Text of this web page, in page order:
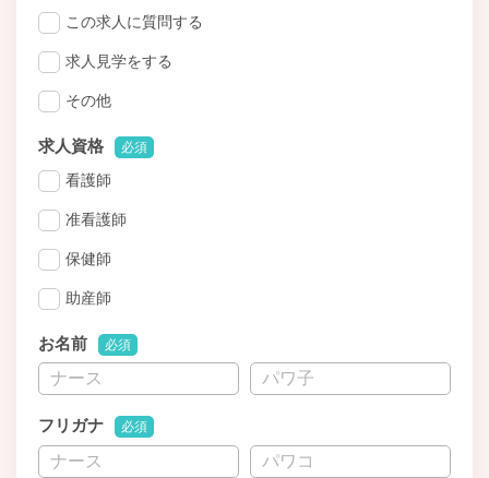
この求人に質問する
求人見学をする
その他
求人資格 必須
看護師
准看護師
保健師
助産師
お名前 必須
フリガナ 必須